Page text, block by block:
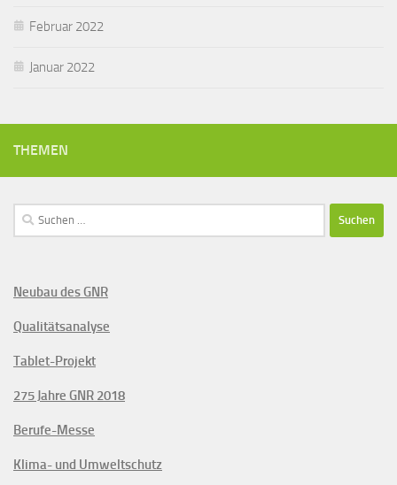
Februar 2022
Januar 2022
THEMEN
Suchen
nach:
Neubau des GNR
Qualitätsanalyse
Tablet-Projekt
275 Jahre GNR 2018
Berufe-Messe
Klima- und Umweltschutz